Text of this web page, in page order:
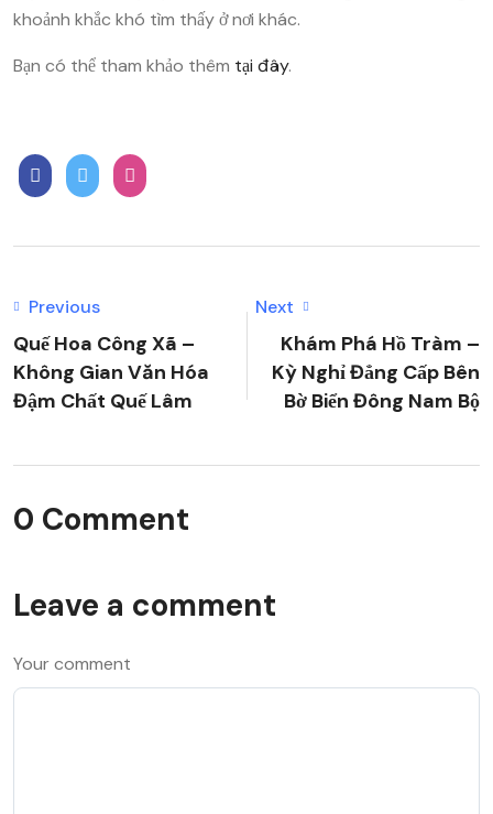
khoảnh khắc khó tìm thấy ở nơi khác.
Bạn có thể tham khảo thêm tại đây.
Previous
Quế Hoa Công Xã –
Không Gian Văn Hóa
Đậm Chất Quế Lâm
Next
Khám Phá Hồ Tràm –
Kỳ Nghỉ Đẳng Cấp Bên
Bờ Biển Đông Nam Bộ
0 Comment
Leave a comment
Your comment